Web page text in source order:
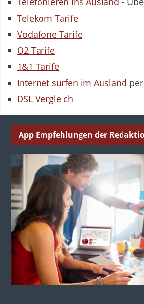
Telekom Tarife
Vodafone Tarife
O2 Tarife
1&1 Tarife
Internet surfen im Ausland
DSL Vergleich
App Empfehlungen der